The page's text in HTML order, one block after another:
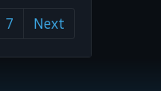
7 Next